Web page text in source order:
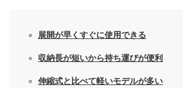
展開が早くすぐに使用できる
収納長が短いから持ち運びが便利
伸縮式と比べて軽いモデルが多い